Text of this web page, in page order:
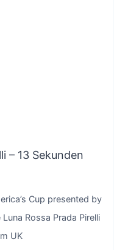
– 13 Sekunden
Cup presented by
Rossa Prada Pirelli
UK